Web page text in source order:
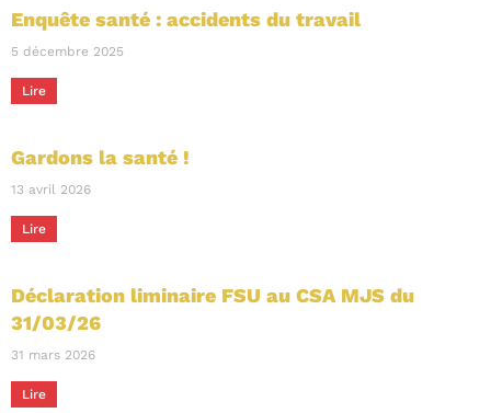
Enquête santé : accidents du travail
5 décembre 2025
Lire
Gardons la santé !
13 avril 2026
Lire
Déclaration liminaire FSU au CSA MJS du
31/03/26
31 mars 2026
Lire